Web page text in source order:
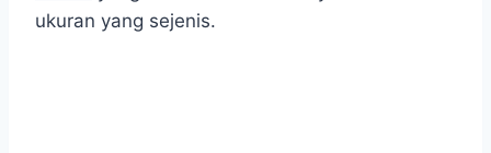
ukuran yang sejenis.